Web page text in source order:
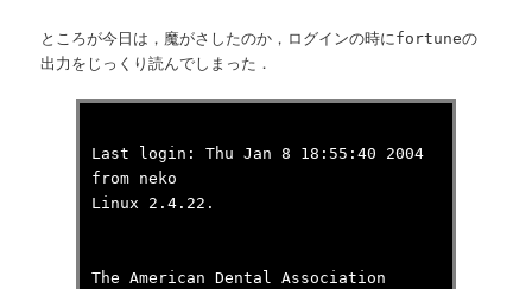
ところが今日は，魔がさしたのか，ログインの時にfortuneの
出力をじっくり読んでしまった．
Last login: Thu Jan 8 18:55:40 2004
from neko
Linux 2.4.22.
The American Dental Association